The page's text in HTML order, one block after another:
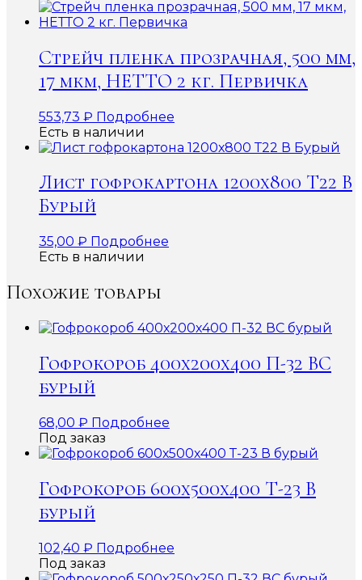
Стрейч пленка прозрачная, 500 мм,
17 мкм, НЕТТО 2 кг. Первичка
553,73 ₽ Подробнее
Есть в наличии
Лист гофрокартона 1200х800 Т22 В
Бурый
35,00 ₽ Подробнее
Есть в наличии
Похожие товары
Гофрокороб 400х200х400 П-32 ВС
бурый
68,00 ₽ Подробнее
Под заказ
Гофрокороб 600х500х400 Т-23 В
бурый
102,40 ₽ Подробнее
Под заказ